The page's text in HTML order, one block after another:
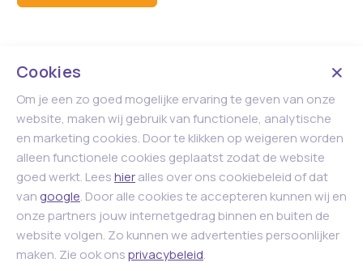
Cookies
Om je een zo goed mogelijke ervaring te geven van onze
website, maken wij gebruik van functionele, analytische
en marketing cookies. Door te klikken op weigeren worden
alleen functionele cookies geplaatst zodat de website
goed werkt. Leeshieralles over ons cookiebeleid of dat
van google. Door alle cookies te accepteren kunnen wij en
onze partners jouw internetgedrag binnen en buiten de
website volgen. Zo kunnen we advertenties persoonlijker
maken. Zie ook onsprivacybeleid.